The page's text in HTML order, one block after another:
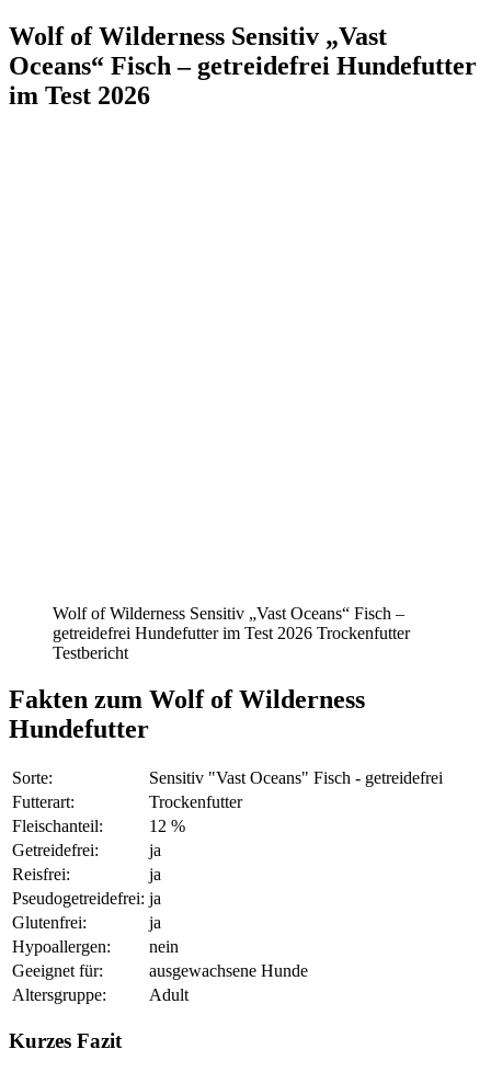
Wolf of Wilderness Sensitiv „Vast
Oceans“ Fisch – getreidefrei Hundefutter
im Test 2026
Wolf of Wilderness Sensitiv „Vast Oceans“ Fisch –
getreidefrei Hundefutter im Test 2026 Trockenfutter
Testbericht
Fakten zum Wolf of Wilderness
Hundefutter
Sorte:
Sensitiv "Vast Oceans" Fisch - getreidefrei
Futterart:
Trockenfutter
Fleischanteil:
12 %
Getreidefrei:
ja
Reisfrei:
ja
Pseudogetreidefrei: ja
Glutenfrei:
ja
Hypoallergen:
nein
Geeignet für:
ausgewachsene Hunde
Altersgruppe:
Adult
Kurzes Fazit